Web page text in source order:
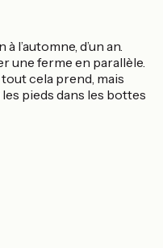
l’automne, d’un an.
une ferme en parallèle.
cela prend, mais
les pieds dans les bottes